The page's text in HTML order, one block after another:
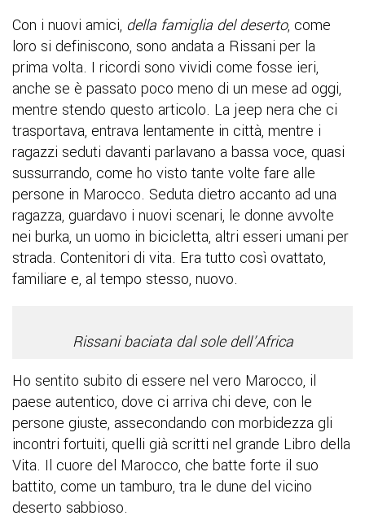
Con i nuovi amici, della famiglia del deserto, come
loro si definiscono, sono andata a Rissani per la
prima volta. I ricordi sono vividi come fosse ieri,
anche se è passato poco meno di un mese ad oggi,
mentre stendo questo articolo. La jeep nera che ci
trasportava, entrava lentamente in città, mentre i
ragazzi seduti davanti parlavano a bassa voce, quasi
sussurrando, come ho visto tante volte fare alle
persone in Marocco. Seduta dietro accanto ad una
ragazza, guardavo i nuovi scenari, le donne avvolte
nei burka, un uomo in bicicletta, altri esseri umani per
strada. Contenitori di vita. Era tutto così ovattato,
familiare e, al tempo stesso, nuovo.
Rissani baciata dal sole dell’Africa
Ho sentito subito di essere nel vero Marocco, il
paese autentico, dove ci arriva chi deve, con le
persone giuste, assecondando con morbidezza gli
incontri fortuiti, quelli già scritti nel grande Libro della
Vita. Il cuore del Marocco, che batte forte il suo
battito, come un tamburo, tra le dune del vicino
deserto sabbioso.